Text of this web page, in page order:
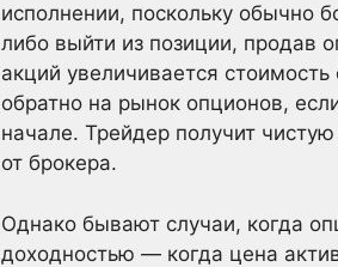
исполнении, поскольку обычно
либо выйти из позиции, продав
акций увеличивается
обратно на рынок опционов,
начале. Трейдер получит
от брокера.
Однако бывают случаи, когда
доходностью — когда цена